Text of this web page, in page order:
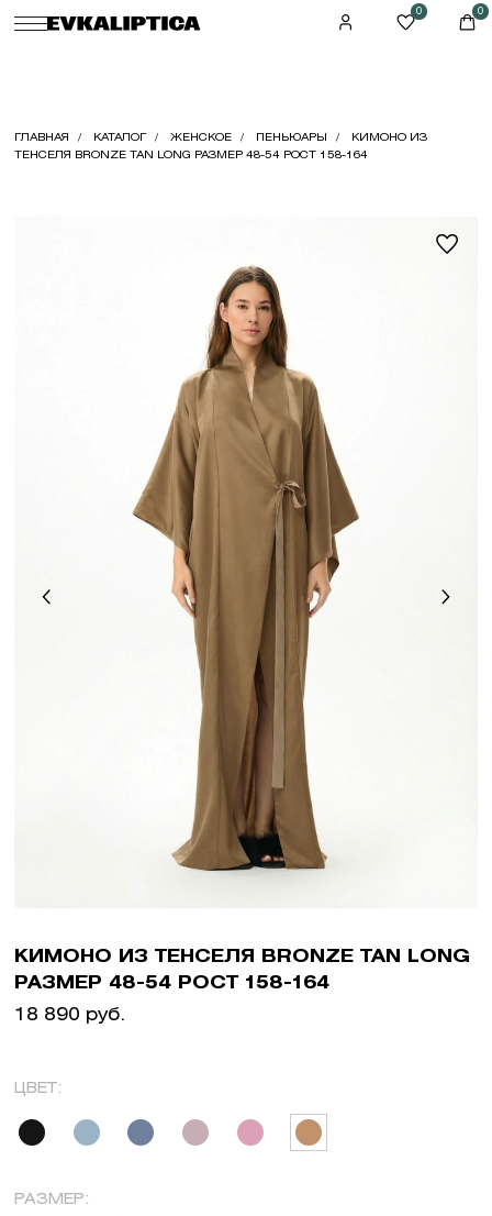
0 0
ГЛАВНАЯ КАТАЛОГ ЖЕНСКОЕ ПЕНЬЮАРЫ
КИМОНО ИЗ
ТЕНСЕЛЯ BRONZE TAN LONG РАЗМЕР 48-54 РОСТ 158-164
КИМОНО ИЗ ТЕНСЕЛЯ BRONZE TAN LONG
РАЗМЕР 48-54 РОСТ 158-164
18 890 руб.
ЦВЕТ:
РАЗМЕР: